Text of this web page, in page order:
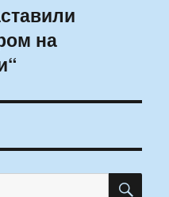
на